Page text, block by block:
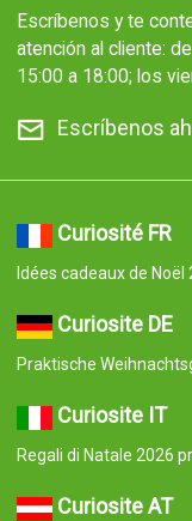
Escríbenos y te
atención al cliente:
15:00 a 18:00; los
Escríbenos
Curiosité FR
Idées cadeaux de
Curiosite DE
Praktische
Curiosite IT
Regali di Natale 2026
Curiosite AT